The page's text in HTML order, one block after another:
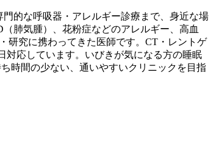
的な呼吸器・アレルギー診療まで、身近な場
肺気腫）、花粉症などのアレルギー、高血
研究に携わってきた医師です。CT・レントゲ
対応しています。いびきが気になる方の睡眠
時間の少ない、通いやすいクリニックを目指